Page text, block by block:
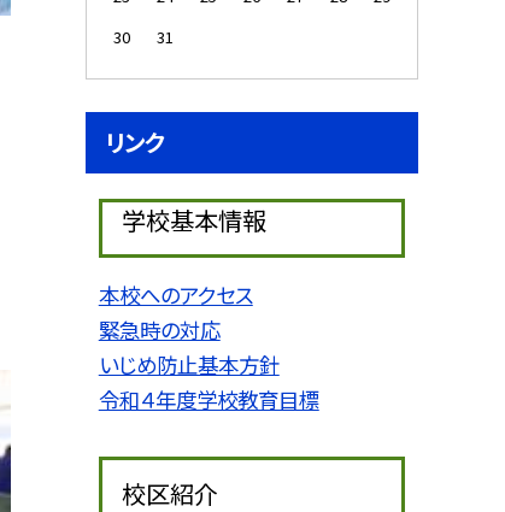
30
31
リンク
学校基本情報
本校へのアクセス
緊急時の対応
いじめ防止基本方針
令和４年度学校教育目標
校区紹介